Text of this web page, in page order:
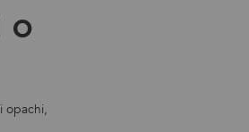
o
opachi,